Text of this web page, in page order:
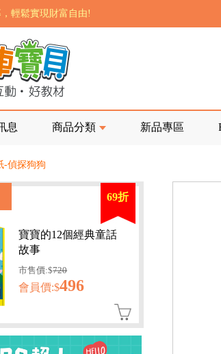
輕鬆實現財富自由!
票 需在訂單成立三天內通知客服 寄回發票需附上
員火熱招募中~
點我查看『海外購物流程說明』
版集團暨FOOD超人企業總部」目前正興建中!
員火熱招募中~
點我查看『海外購物流程說明』
息 商品分類 新品專區
-偵探狗狗
69折
寶寶的12個經典童話
故事
市售價:$720
會員價:$496